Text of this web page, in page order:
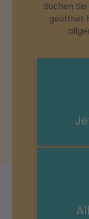
Suchen
geöffnet